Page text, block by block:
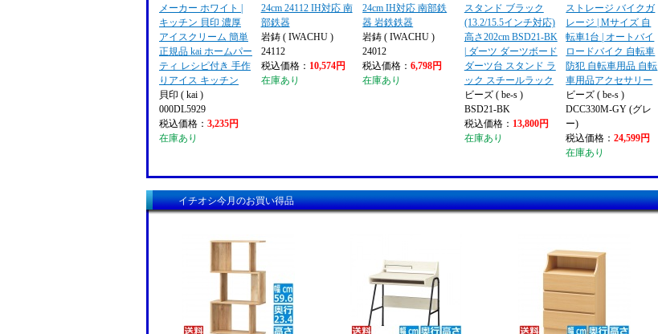
メーカー ホワイト |
キッチン 貝印 濃厚
アイスクリーム 簡単
正規品 kai ホームパー
ティ レシピ付き 手作
りアイス キッチン
貝印 ( kai )
000DL5929
税込価格： 3,235円
在庫あり
24cm 24112 IH対応 南
部鉄器
岩鋳 ( IWACHU )
24112
税込価格： 10,574円
在庫あり
24cm IH対応 南部鉄
器 岩鉄鉄器
岩鋳 ( IWACHU )
24012
税込価格：6,798円
在庫あり
スタンド ブラック
(13.2/15.5インチ対応)
高さ202cm BSD21-BK
| ダーツ ダーツボード
ダーツ台 スタンド ラ
ック スチールラック
ビーズ ( be-s )
BSD21-BK
税込価格： 13,800円
在庫あり
ストレージ バイクガ
レージ | Mサイズ 自
転車1台 | オートバイ
ロードバイク 自転車
防犯 自転車用品 自転
車用品アクセサリー
ビーズ ( be-s )
DCC330M-GY (グレ
ー)
税込価格：24,599円
在庫あり
イチオシ今月のお買い得品